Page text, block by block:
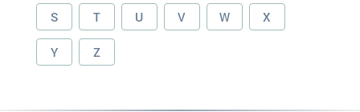
S T U V W X
Y Z